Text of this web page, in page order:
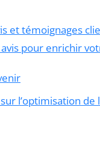
et témoignages
pour enrichir
l’optimisation de